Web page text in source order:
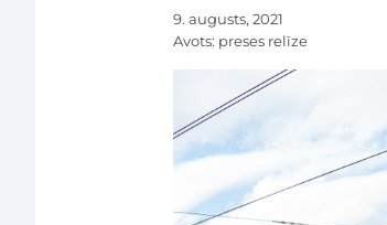
9. augusts, 2021
Avots: preses relīze